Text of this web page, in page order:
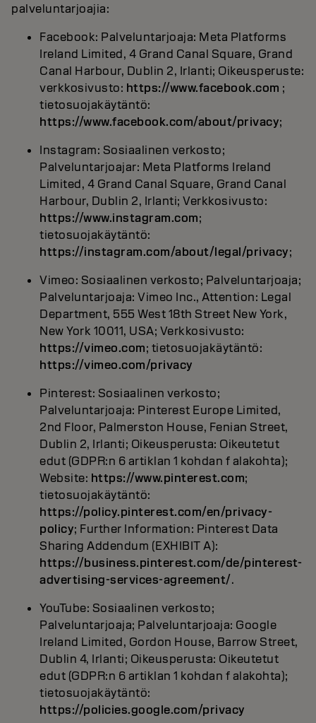
palveluntarjoajia:
Facebook: Palveluntarjoaja: Meta Platforms
Ireland Limited, 4 Grand Canal Square, Grand
Canal Harbour, Dublin 2, Irlanti; Oikeusperuste:
verkkosivusto: https://www.facebook.com ;
tietosuojakäytäntö:
https://www.facebook.com/about/privacy;
Instagram: Sosiaalinen verkosto;
Palveluntarjoajar: Meta Platforms Ireland
Limited, 4 Grand Canal Square, Grand Canal
Harbour, Dublin 2, Irlanti; Verkkosivusto:
https://www.instagram.com;
tietosuojakäytäntö:
https://instagram.com/about/legal/privacy;
Vimeo: Sosiaalinen verkosto; Palveluntarjoaja;
Palveluntarjoaja: Vimeo Inc., Attention: Legal
Department, 555 West 18th Street New York,
New York 10011, USA; Verkkosivusto:
https://vimeo.com; tietosuojakäytäntö:
https://vimeo.com/privacy
Pinterest: Sosiaalinen verkosto;
Palveluntarjoaja: Pinterest Europe Limited,
2nd Floor, Palmerston House, Fenian Street,
Dublin 2, Irlanti; Oikeusperusta: Oikeutetut
edut (GDPR:n 6 artiklan 1 kohdan f alakohta);
Website: https://www.pinterest.com;
tietosuojakäytäntö:
https://policy.pinterest.com/en/privacy-
policy; Further Information: Pinterest Data
Sharing Addendum (EXHIBIT A):
https://business.pinterest.com/de/pinterest-
advertising-services-agreement/.
YouTube: Sosiaalinen verkosto;
Palveluntarjoaja; Palveluntarjoaja: Google
Ireland Limited, Gordon House, Barrow Street,
Dublin 4, Irlanti; Oikeusperusta: Oikeutetut
edut (GDPR:n 6 artiklan 1 kohdan f alakohta);
tietosuojakäytäntö:
https://policies.google.com/privacy